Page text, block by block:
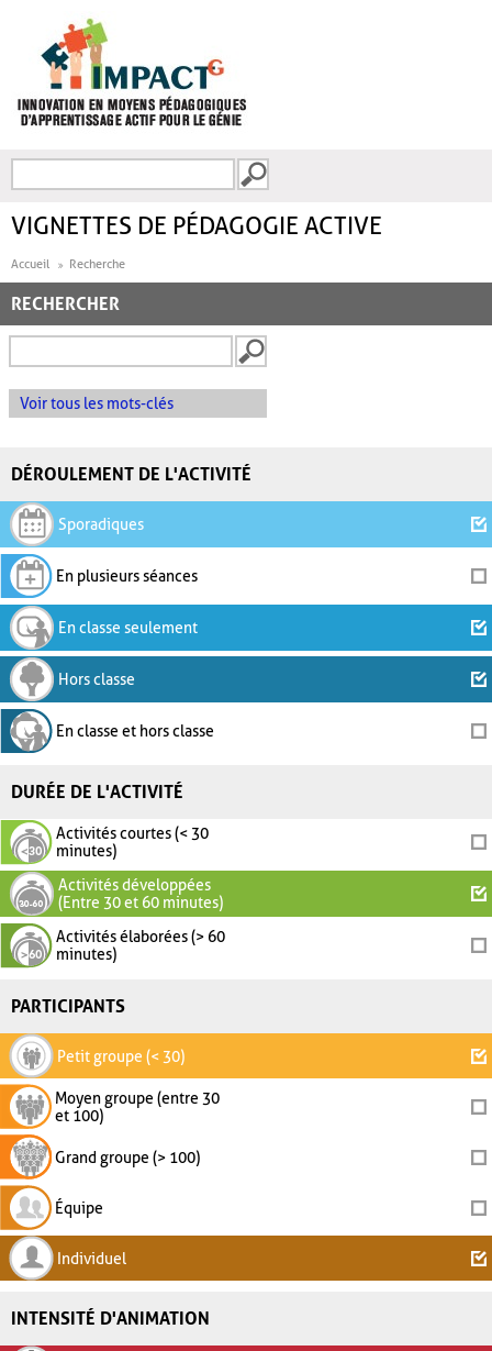
FORMULAIRE DE
VIGNETTES DE PÉDAGOGIE ACTIVE
Accueil Recherche
RECHERCHER
Voir tous les mots-clés
DÉROULEMENT DE L'ACTIVITÉ
Sporadiques
En plusieurs séances
En classe seulement
Hors classe
En classe et hors classe
DURÉE DE L'ACTIVITÉ
Activités courtes (< 30
minutes)
Activités développées
(Entre 30 et 60 minutes)
Activités élaborées (> 60
minutes)
PARTICIPANTS
Petit groupe (< 30)
Moyen groupe (entre 30
et 100)
Grand groupe (> 100)
Équipe
Individuel
INTENSITÉ D'ANIMATION